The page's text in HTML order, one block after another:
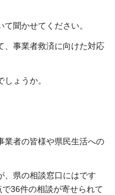
聞かせてください。
、事業者救済に向けた対応
ょうか。
業者の皆様や県民生活への
、県の相談窓口にはです
36件の相談が寄せられて